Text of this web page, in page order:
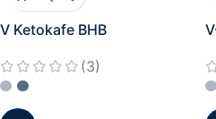
V Ketokafe BHB
(3)